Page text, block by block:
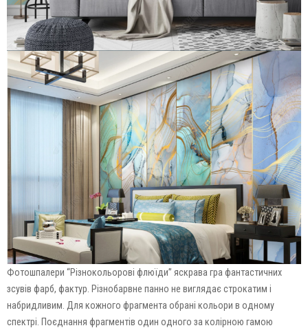
Фотошпалери “Різнокольорові флюїди” яскрава гра фантастичних
зсувів фарб, фактур. Різнобарвне панно не виглядає строкатим і
набридливим. Для кожного фрагмента обрані кольори в одному
спектрі. Поєднання фрагментів один одного за колірною гамою